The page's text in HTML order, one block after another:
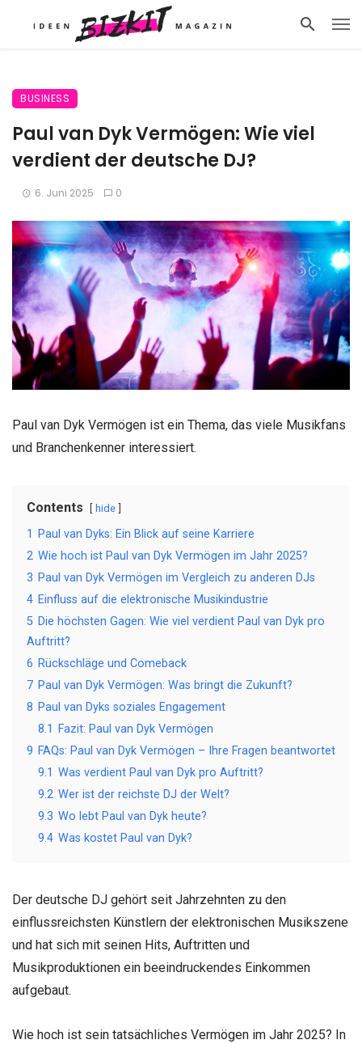
BUSINESS
Paul van Dyk Vermögen: Wie viel
verdient der deutsche DJ?
6. Juni 2025 0
Paul van Dyk Vermögen ist ein Thema, das viele Musikfans
und Branchenkenner interessiert.
Contents hide
1
Paul van Dyks: Ein Blick auf seine Karriere
2 Wie hoch ist Paul van Dyk Vermögen im Jahr 2025?
3 Paul van Dyk Vermögen im Vergleich zu anderen DJs
4 Einfluss auf die elektronische Musikindustrie
5 Die höchsten Gagen: Wie viel verdient Paul van Dyk pro
Auftritt?
6 Rückschläge und Comeback
7 Paul van Dyk Vermögen: Was bringt die Zukunft?
8 Paul van Dyks soziales Engagement
8.1
Fazit: Paul van Dyk Vermögen
9 FAQs: Paul van Dyk Vermögen – Ihre Fragen beantwortet
9.1 Was verdient Paul van Dyk pro Auftritt?
9.2 Wer ist der reichste DJ der Welt?
9.3 Wo lebt Paul van Dyk heute?
9.4 Was kostet Paul van Dyk?
Der deutsche DJ gehört seit Jahrzehnten zu den
einflussreichsten Künstlern der elektronischen Musikszene
und hat sich mit seinen Hits, Auftritten und
Musikproduktionen ein beeindruckendes Einkommen
aufgebaut.
Wie hoch ist sein tatsächliches Vermögen im Jahr 2025? In